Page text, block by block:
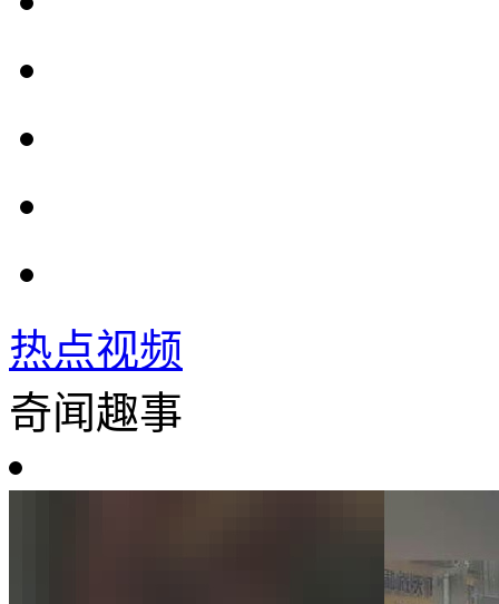
热点视频
奇闻趣事